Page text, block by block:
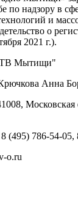
по надзору в
и
о
2021 г.).
Мытищи"
Анна
(495) 786-54-05,
o.ru